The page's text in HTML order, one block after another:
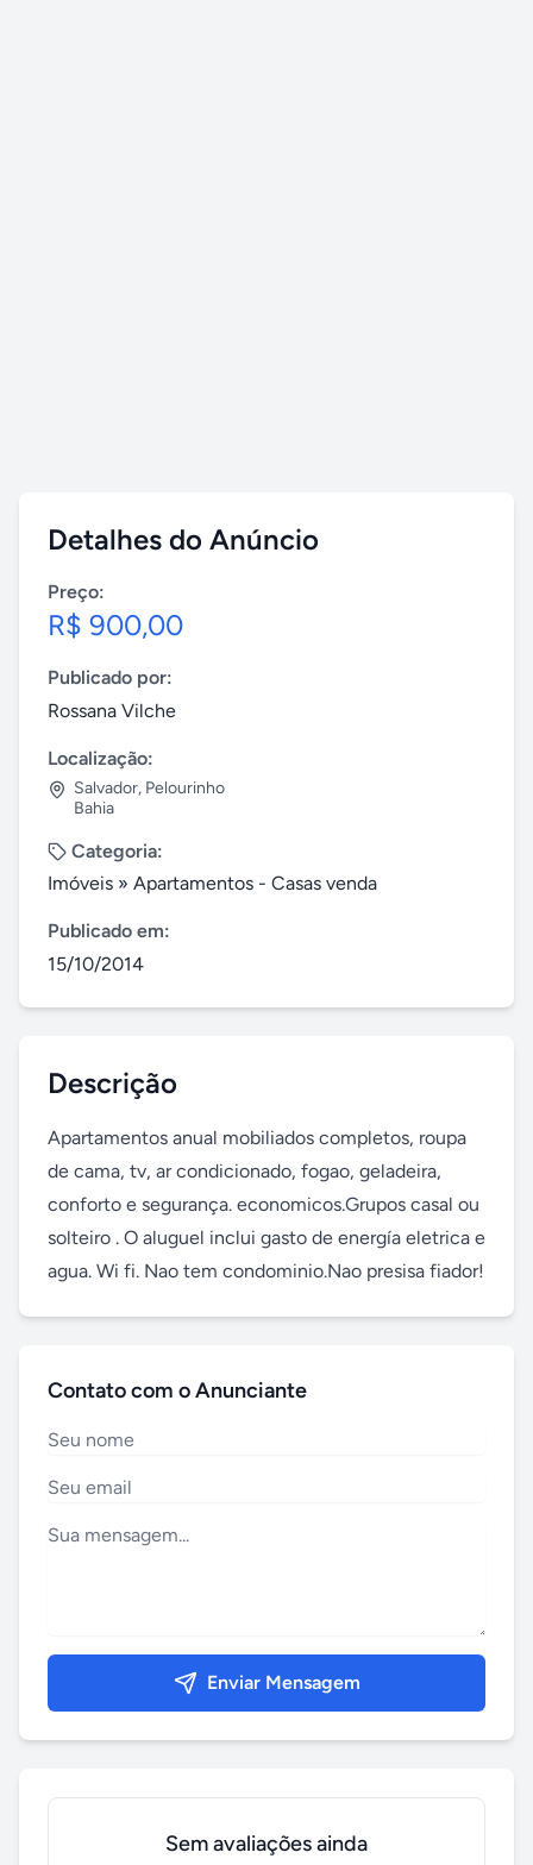
Detalhes do Anúncio
Preço:
R$ 900,00
Publicado por:
Rossana Vilche
Localização:
Salvador, Pelourinho
Bahia
Categoria:
Imóveis » Apartamentos - Casas venda
Publicado em:
15/10/2014
Descrição
Apartamentos anual mobiliados completos, roupa
de cama, tv, ar condicionado, fogao, geladeira,
conforto e segurança. economicos.Grupos casal ou
solteiro . O aluguel inclui gasto de energía eletrica e
agua. Wi fi. Nao tem condominio.Nao presisa fiador!
Contato com o Anunciante
Enviar Mensagem
Sem avaliações ainda